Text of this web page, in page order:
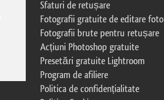
Sfaturi de retușare
Fotografii gratuite de editare foto
Fotografii brute pentru retușare
Acțiuni Photoshop gratuite
Presetări gratuite Lightroom
Program de afiliere
Politica de confidențialitate